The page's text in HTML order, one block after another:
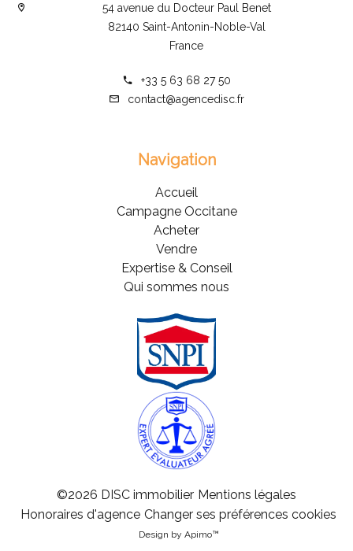
54 avenue du Docteur Paul Benet
82140 Saint-Antonin-Noble-Val
France
+33 5 63 68 27 50
contact@agencedisc.fr
Navigation
Accueil
Campagne Occitane
Acheter
Vendre
Expertise & Conseil
Qui sommes nous
©2026 DISC immobilier Mentions légales
Honoraires d'agence Changer ses préférences cookies
Design by Apimo™